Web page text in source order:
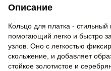
Описание
Кольцо для платка - стильный
помогающий легко и быстро
узлов. Оно с легкостью
скольжение, и добавляет
стойкое золотистое и